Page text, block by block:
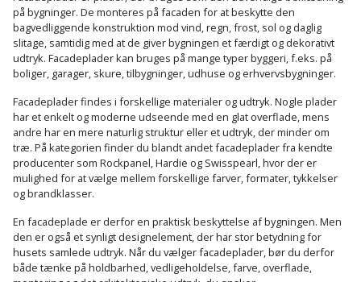
på bygninger. De monteres på facaden for at beskytte den
bagvedliggende konstruktion mod vind, regn, frost, sol og daglig
slitage, samtidig med at de giver bygningen et færdigt og dekorativt
udtryk. Facadeplader kan bruges på mange typer byggeri, f.eks. på
boliger, garager, skure, tilbygninger, udhuse og erhvervsbygninger.
Facadeplader findes i forskellige materialer og udtryk. Nogle plader
har et enkelt og moderne udseende med en glat overflade, mens
andre har en mere naturlig struktur eller et udtryk, der minder om
træ. På kategorien finder du blandt andet facadeplader fra kendte
producenter som Rockpanel, Hardie og Swisspearl, hvor der er
mulighed for at vælge mellem forskellige farver, formater, tykkelser
og brandklasser.
En facadeplade er derfor en praktisk beskyttelse af bygningen. Men
den er også et synligt designelement, der har stor betydning for
husets samlede udtryk. Når du vælger facadeplader, bør du derfor
både tænke på holdbarhed, vedligeholdelse, farve, overflade,